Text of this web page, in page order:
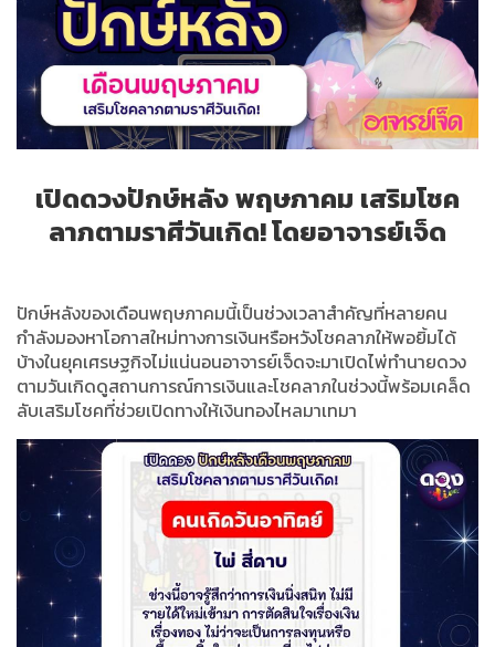
เปิดดวงปักษ์หลังพฤษภาคม เสริมโชค
ลาภตามราศีวันเกิด!โดยอาจารย์เจ็ด
ปักษ์หลังของเดือนพฤษภาคมนี้เป็นช่วงเวลาสำคัญที่หลายคน
กำลังมองหาโอกาสใหม่ทางการเงินหรือหวังโชคลาภให้พอยิ้มได้
บ้างในยุคเศรษฐกิจไม่แน่นอนอาจารย์เจ็ดจะมาเปิดไพ่ทำนายดวง
ตามวันเกิดดูสถานการณ์การเงินและโชคลาภในช่วงนี้พร้อมเคล็ด
ลับเสริมโชคที่ช่วยเปิดทางให้เงินทองไหลมาเทมา